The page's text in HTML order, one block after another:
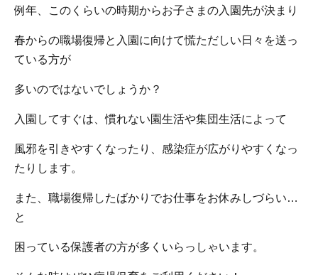
例年、このくらいの時期からお子さまの入園先が決まり
春からの職場復帰と入園に向けて慌ただしい日々を送っ
ている方が
多いのではないでしょうか？
入園してすぐは、慣れない園生活や集団生活によって
風邪を引きやすくなったり、感染症が広がりやすくなっ
たりします。
また、職場復帰したばかりでお仕事をお休みしづらい…
と
困っている保護者の方が多くいらっしゃいます。